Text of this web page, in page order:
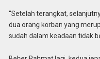
“Setelah terangkat,
dua orang korban yang
sudah dalam keadaan tidak